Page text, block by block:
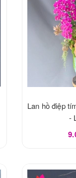
Lan hồ điệp
-